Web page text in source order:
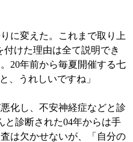
に変えた。これまで取り上
けた理由は全て説明でき
20年前から毎夏開催する七
、うれしいですね」
化し、不安神経症などと診
と診断された04年からは手
は欠かせないが、「自分の